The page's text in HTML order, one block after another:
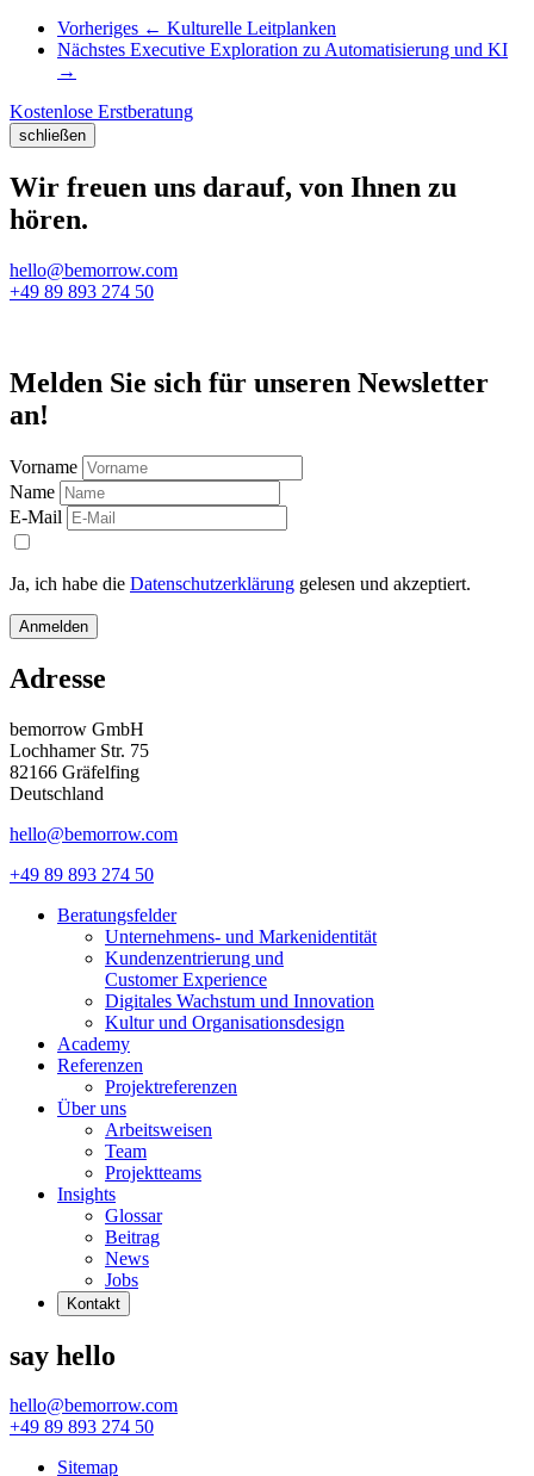
Vorheriges ← Kulturelle Leitplanken
Nächstes Executive Exploration zu Automatisierung und KI
→
Kostenlose Erstberatung
schließen
Wir freuen uns darauf, von Ihnen zu
hören.
hello@bemorrow.com
+49 89 893 274 50
Melden Sie sich für unseren Newsletter
an!
Vorname
Name
E-Mail
Ja, ich habe die Datenschutzerklärung gelesen und akzeptiert.
Anmelden
Adresse
bemorrow GmbH
Lochhamer Str. 75
82166 Gräfelfing
Deutschland
hello@bemorrow.com
+49 89 893 274 50
Beratungsfelder
Unternehmens- und Markenidentität
Kundenzentrierung und
Customer Experience
Digitales Wachstum und Innovation
Kultur und Organisationsdesign
Academy
Referenzen
Projektreferenzen
Über uns
Arbeitsweisen
Team
Projektteams
Insights
Glossar
Beitrag
News
Jobs
Kontakt
say hello
hello@bemorrow.com
+49 89 893 274 50
Sitemap